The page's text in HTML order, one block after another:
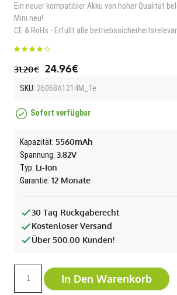
Ein neuer kompatibler Akku von hoher Qualität
Mini neu!
CE & RoHs - Erfüllt alle
31.20€ 24.96€
SKU: 2606BA1214M_Te
Sofort verfügbar
Kapazität: 5560mAh
Spannung: 3.82V
Typ: Li-Ion
Garantie: 12 Monate
30 Tag Rückgaberecht
Kostenloser Versand
Über 500.00 Kunden!
In Den Warenkorb